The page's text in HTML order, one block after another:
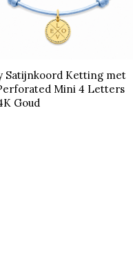
Satijnkoord Ketting met
Mini 4 Letters
Goud